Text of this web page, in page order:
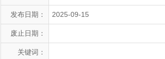
发布日期： 2025-09-15
废止日期：
关键词：